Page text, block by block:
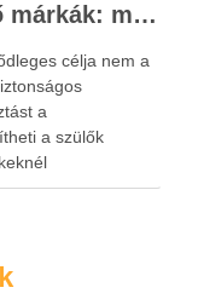
Legjobb gyerek hallásvédő márkák: mire figyeljenek a szülők választáskor?
célja nem a
a
a szülők
is